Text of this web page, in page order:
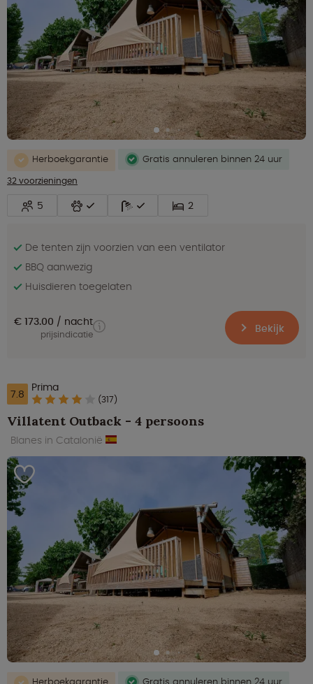
Herboekgarantie
Gratis annuleren binnen 24 uur
32 voorzieningen
5 2
De tenten zijn voorzien van een ventilator
BBQ aanwezig
Huisdieren toegelaten
€ 173.00 nacht
prijsindicatie Bekijk
7.8 Prima
(317)
Villatent Outback - 4 persoons
Blanes in Catalonië